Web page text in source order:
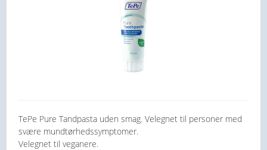
TePe Pure Tandpasta uden smag. Velegnet til personer med
svære mundtørhedssymptomer.
Velegnet til veganere.